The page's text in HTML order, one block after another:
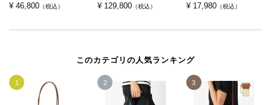
¥ 46,800 （税込） ¥ 129,800 （税込） ¥ 17,980（税込）
このカテゴリの人気ランキング
1 2 3